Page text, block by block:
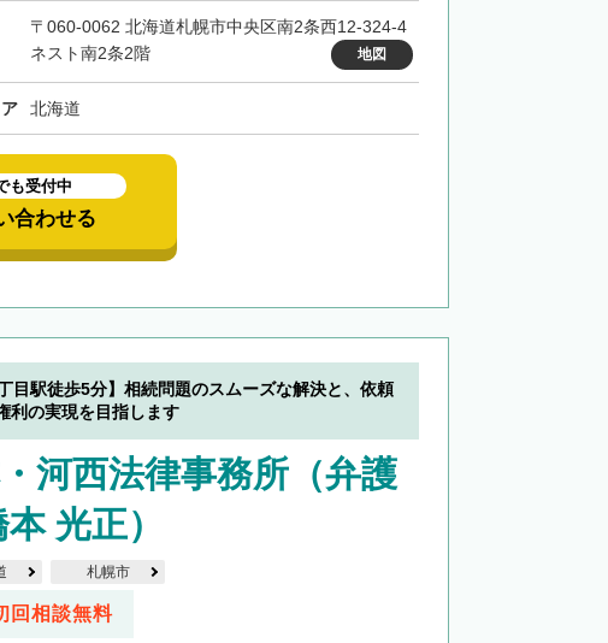
〒060-0062 北海道札幌市中央区南2条西12-324-4
ネスト南2条2階
地図
北海道
も受付中
合わせる
丁目駅徒歩5分】相続問題のスムーズな解決と、依頼
利の実現を目指します
河西法律事務所（弁護
光正）
札幌市
回相談無料